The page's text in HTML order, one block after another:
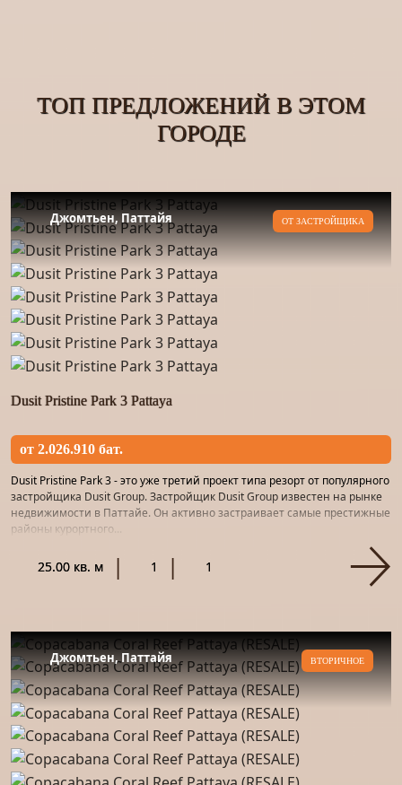
ТОП ПРЕДЛОЖЕНИЙ В ЭТОМ
ГОРОДЕ
Джомтьен, Паттайя ОТ ЗАСТРОЙЩИКА
Dusit Pristine Park 3 Pattaya
от 2.026.910 бат.
Dusit Pristine Park 3 - это уже третий проект типа резорт от популярного
застройщика Dusit Group. Застройщик Dusit Group известен на рынке
недвижимости в Паттайе. Он активно застраивает самые престижные
районы курортного...
25.00 кв. м 1 1
Джомтьен, Паттайя ВТОРИЧНОЕ